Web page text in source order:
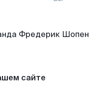
сайте